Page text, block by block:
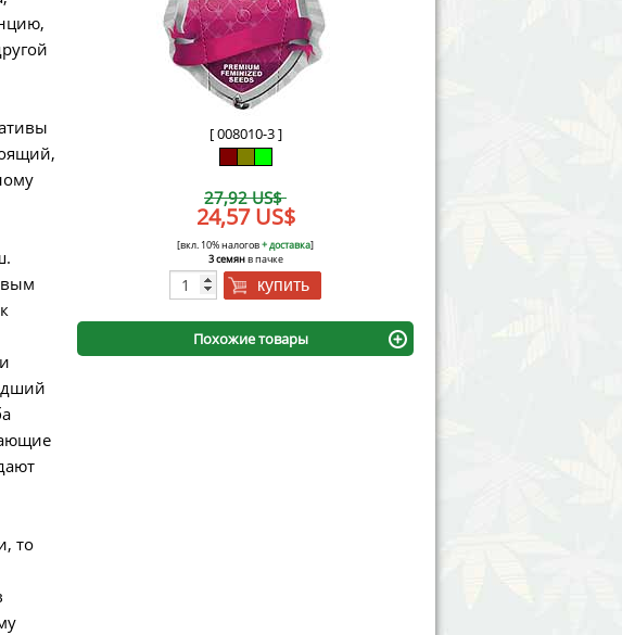
Seed Stockers
Söllner - Vadda's Marijuanabam
Victory Seeds
Vision Seeds
White Label Seeds
World of Seeds
CBD Industrial Hemp
то
[ 008010-3 ]
27,92 US$
24,57 US$
[вкл. 10% налогов+ доставка]
3 семянв пачке
купить
Похожие товары